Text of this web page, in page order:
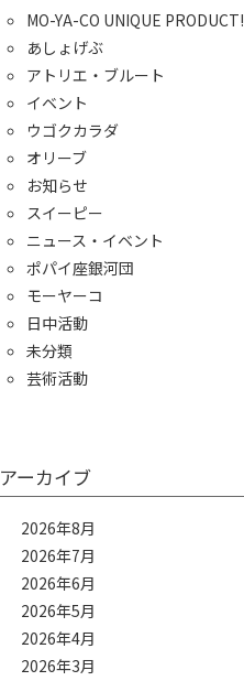
MO-YA-CO UNIQUE PRODUCT!
あしょげぶ
アトリエ・ブルート
イベント
ウゴクカラダ
オリーブ
お知らせ
スイーピー
ニュース・イベント
ポパイ座銀河団
モーヤーコ
日中活動
未分類
芸術活動
アーカイブ
2026年8月
2026年7月
2026年6月
2026年5月
2026年4月
2026年3月